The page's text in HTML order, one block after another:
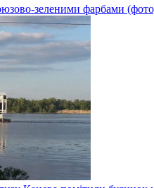
зеленими фарбами